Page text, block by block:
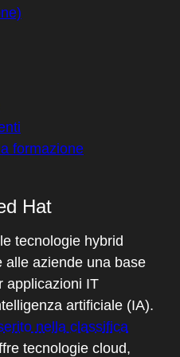
formazione
Hat
tecnologie hybrid
alle aziende una base
applicazioni IT
artificiale (IA).
nella classifica
tecnologie cloud,